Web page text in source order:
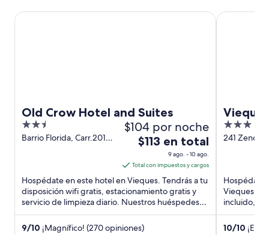
Old Crow Hotel and Suites
2.5
out
Barrio Florida, Carr.201
$104 por noche
El
es
de
$113
en
total
por
$113 en total
9 ago. - 10 ago.
Total con impuestos y cargos
Hospédate en este hotel en Vieques. Tendrás a tu
disposición wifi gratis, estacionamiento gratis y
servicio de limpieza diario. Nuestros huéspedes
destacan la ...
9/10 ¡Magnífico! (270 opiniones)
Old Crow Hotel and Suites
3
out
241 Zenon
Hospédate
Vieques.
incluido,
Estarás
10/10
Vieques